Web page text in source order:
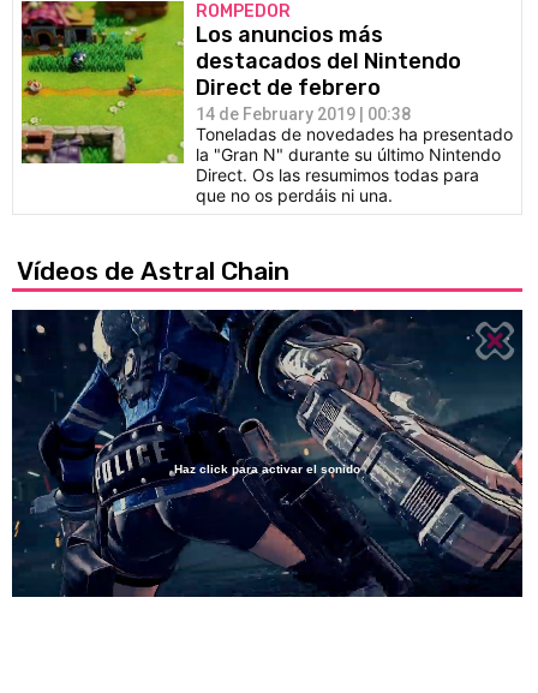
ROMPEDOR
Los anuncios más
destacados del Nintendo
Direct de febrero
14 de February 2019 | 00:38
Toneladas de novedades ha presentado
la "Gran N" durante su último Nintendo
Direct. Os las resumimos todas para
que no os perdáis ni una.
Vídeos de Astral Chain
/
Loaded:
27.25%
Haz click para activar el sonido